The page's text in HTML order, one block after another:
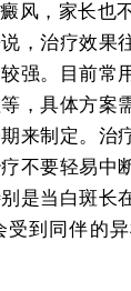
风，家长也
，治疗效果
强。目前常
，具体方案
来制定。治
不要轻易中
是当白斑长
受到同伴的